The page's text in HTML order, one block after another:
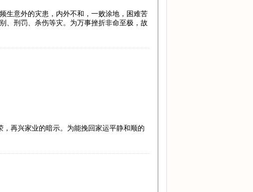
生意外的灾患，内外不和，一败涂地，困难苦
、刑罚、杀伤等灾。为万事挫折非命至极，故
再兴家业的暗示。为能挽回家运平静和顺的